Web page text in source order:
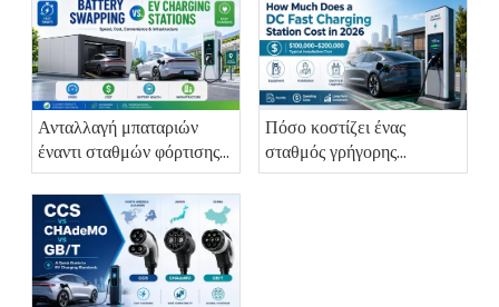
Ανταλλαγή μπαταριών
έναντι σταθμών φόρτισης
EV
Πόσο κοστίζει ένας
σταθμός γρήγορης
φόρτισης DC το 2026;